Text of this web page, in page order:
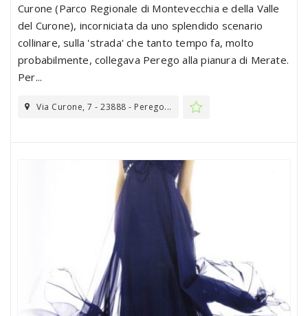
Curone (Parco Regionale di Montevecchia e della Valle
del Curone), incorniciata da uno splendido scenario
collinare, sulla 'strada' che tanto tempo fa, molto
probabilmente, collegava Perego alla pianura di Merate.
Per...
Via Curone, 7 - 23888 - Perego...